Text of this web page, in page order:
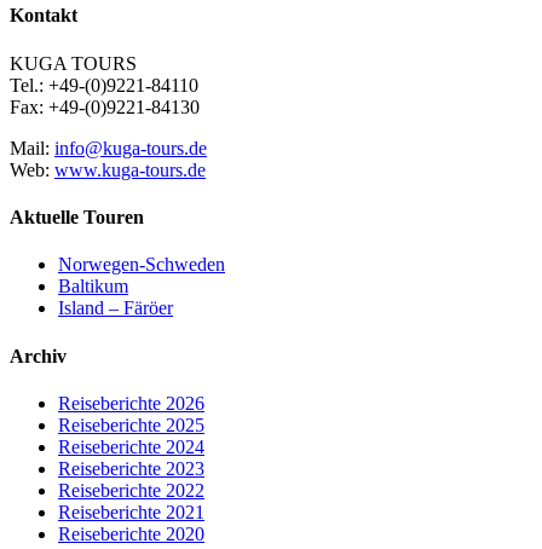
Kontakt
KUGA TOURS
Tel.: +49-(0)9221-84110
Fax: +49-(0)9221-84130
Mail: info@kuga-tours.de
Web: www.kuga-tours.de
Aktuelle Touren
Norwegen-Schweden
Baltikum
Island – Färöer
Archiv
Reiseberichte 2026
Reiseberichte 2025
Reiseberichte 2024
Reiseberichte 2023
Reiseberichte 2022
Reiseberichte 2021
Reiseberichte 2020